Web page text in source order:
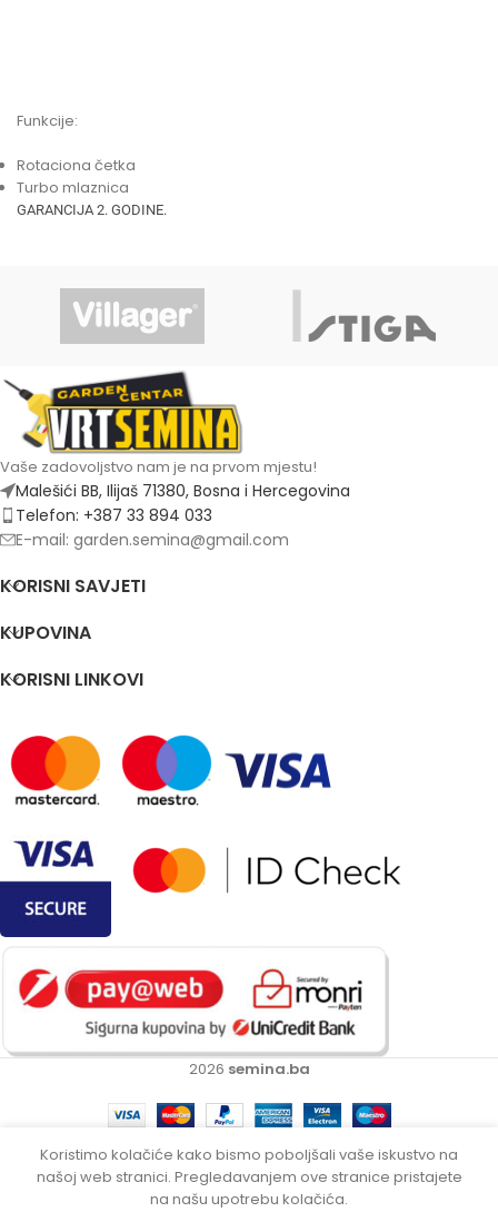
Funkcije:
Rotaciona četka
Turbo mlaznica
GARANCIJA 2. GODINE.
Vaše zadovoljstvo nam je na prvom mjestu!
Malešići BB, Ilijaš 71380, Bosna i Hercegovina
Telefon: +387 33 894 033
E-mail: garden.semina@gmail.com
KORISNI SAVJETI
KUPOVINA
KORISNI LINKOVI
2026 semina.ba
Koristimo kolačiće kako bismo poboljšali vaše iskustvo na
našoj web stranici. Pregledavanjem ove stranice pristajete
na našu upotrebu kolačića.
Villager aparat za
pranje VHW 130
479.00KM
Nema
na